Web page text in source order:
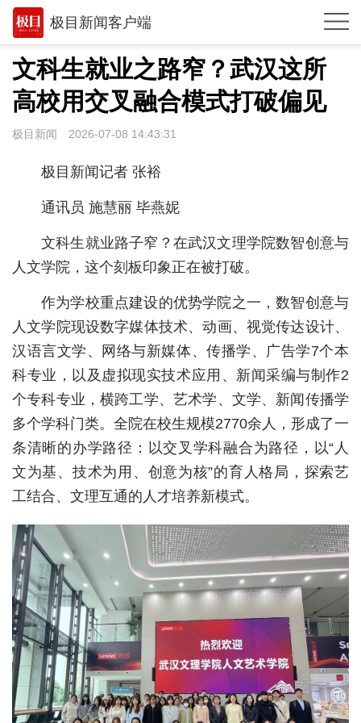
极目新闻客户端
推荐
体育
观点
世相
专题
极客圈
经济
城建
科教
健康
悠游
相亲
汽车
房产
消费
创意
文科生就业之路窄？武汉这所
高校用交叉融合模式打破偏见
极目新闻 2026-07-08 14:43:31
极目新闻记者 张裕
通讯员 施慧丽 毕燕妮
文科生就业路子窄？在武汉文理学院数智创意与
人文学院，这个刻板印象正在被打破。
作为学校重点建设的优势学院之一，数智创意与
人文学院现设数字媒体技术、动画、视觉传达设计、
汉语言文学、网络与新媒体、传播学、广告学7个本
科专业，以及虚拟现实技术应用、新闻采编与制作2
个专科专业，横跨工学、艺术学、文学、新闻传播学
多个学科门类。全院在校生规模2770余人，形成了一
条清晰的办学路径：以交叉学科融合为路径，以“人
文为基、技术为用、创意为核”的育人格局，探索艺
工结合、文理互通的人才培养新模式。